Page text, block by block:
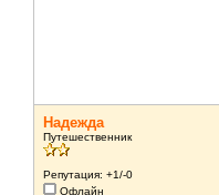
Надежда
Путешественник
Репутация: +1/-0
Офлайн